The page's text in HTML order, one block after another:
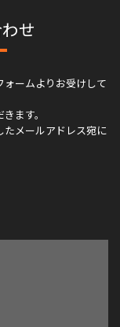
せ
ォームよりお受けして
ます。
たメールアドレス宛に